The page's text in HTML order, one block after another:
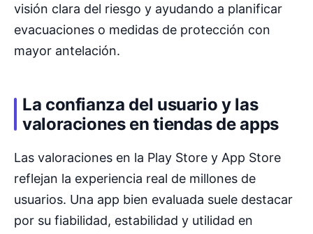
visión clara del riesgo y ayudando a planificar
evacuaciones o medidas de protección con
mayor antelación.
La confianza del usuario y las
valoraciones en tiendas de apps
Las valoraciones en la Play Store y App Store
reflejan la experiencia real de millones de
usuarios. Una app bien evaluada suele destacar
por su fiabilidad, estabilidad y utilidad en